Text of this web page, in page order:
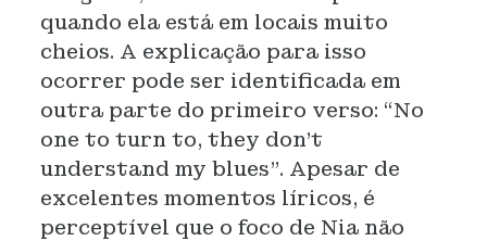
quando ela está em locais muito
cheios. A explicação para isso
ocorrer pode ser identificada em
outra parte do primeiro verso: “No
one to turn to, they don't
understand my blues”. Apesar de
excelentes momentos líricos, é
perceptível que o foco de Nia não